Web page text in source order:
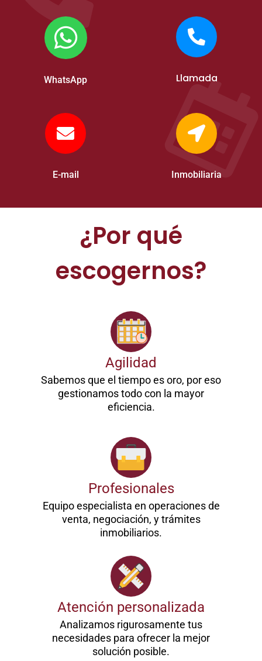
WhatsApp Llamada
E-mail Inmobiliaria
¿Por qué
escogernos?
Agilidad
Sabemos que el tiempo es oro, por eso
gestionamos todo con la mayor
eficiencia.
Profesionales
Equipo especialista en operaciones de
venta, negociación, y trámites
inmobiliarios.
Atención personalizada
Analizamos rigurosamente tus
necesidades para ofrecer la mejor
solución posible.